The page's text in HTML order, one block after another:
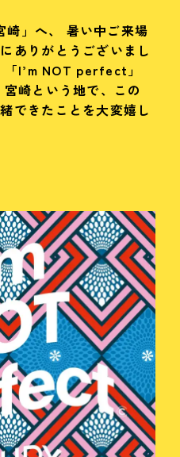
」へ、 暑い中ご来場
ありがとうございまし
I’m NOT perfect」
崎という地で、この
できたことを大変嬉し